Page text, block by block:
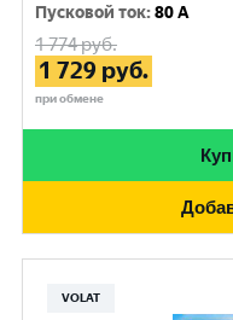
Пусковой ток:80 A
1 774руб.
1 729 руб.
при обмене
VOLAT